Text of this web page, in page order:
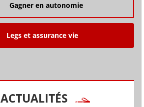
Gagner en autonomie
Legs et assurance vie
ACTUALITÉS